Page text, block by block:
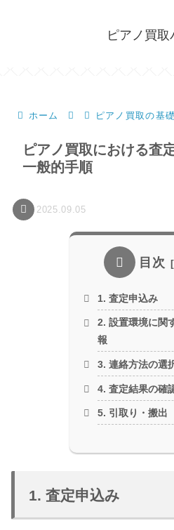
ピアノ買取
ホーム ピアノ買取の基
ピアノ買取における査
一般的手順
2025.09.05
目次
1. 査定申込み
2. 設置環境に関
報
3. 連絡方法の選
4. 査定結果の確
5. 引取り・搬出
1. 査定申込み